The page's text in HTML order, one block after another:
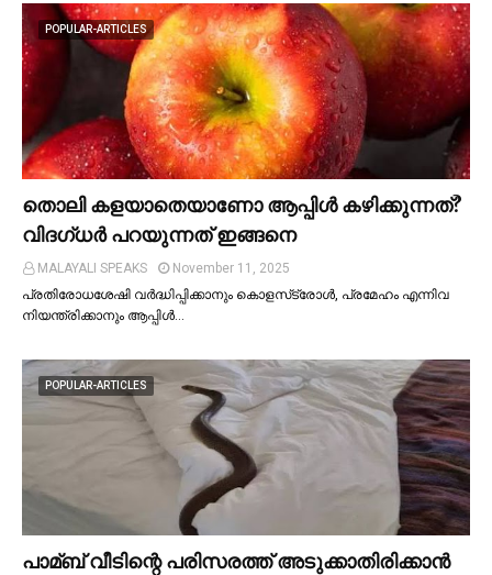
POPULAR-ARTICLES
തൊലി കളയാതെയാണോ ആപ്പിള്‍ കഴിക്കുന്നത്?
വിദഗ്ധര്‍ പറയുന്നത് ഇങ്ങനെ
MALAYALI SPEAKS
November 11, 2025
പ്രതിരോധശേഷി വർദ്ധിപ്പിക്കാനും കൊളസ്‌ട്രോള്‍, പ്രമേഹം എന്നിവ
നിയന്ത്രിക്കാനും ആപ്പിള്‍…
POPULAR-ARTICLES
പാമ്ബ് വീടിന്റെ പരിസരത്ത് അടുക്കാതിരിക്കാൻ